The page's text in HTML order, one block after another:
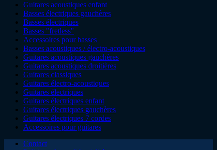
Guitares acoustiques enfant
Basses électriques gauchères
Basses électriques
Basses "fretless"
Accessoires pour basses
Basses acoustiques / électro-acoustiques
Guitares acoustiques gauchères
Guitares acoustiques droitières
Guitares classiques
Guitares électro-acoustiques
Guitares électriques
Guitares électriques enfant
Guitares électriques gauchères
Guitares électriques 7 cordes
Accessoires pour guitares
Contact